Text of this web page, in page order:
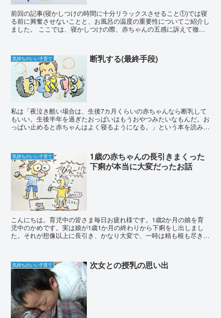
前回の記事(寝かしつけの時間に十分リラックスさせること①)では寝
る前に興奮させないことと、お風呂の温度の重要性についてご紹介し
ました。 ここでは、寝かしつけの際、赤ちゃんの五感に訴えて徹底
気持ちのいい子育て 断乳する(最終手段)
私は「夜泣き酷い場合は、生後7カ月くらいの赤ちゃんなら断乳して
もいい。生後半年を過ぎたおっぱいはもうおやつみたいなもんだ。お
っぱい止めると赤ちゃんはよく寝るようになる。」という本を読み、
気持ちのいい子育て
1歳の赤ちゃんの長引きまくった
下痢が本当に大変だったお話
こんにちは。育児中の皆さま毎日お疲れ様です。1歳2か月の娘を育
児中のかめです。実は娘が1歳1か月の終わりから下痢をし出しまし
た。それが想像以上に長引き、かなり大変で、一時は精も根も尽き果
気持ちのいい子育て 次女との授乳の思い出